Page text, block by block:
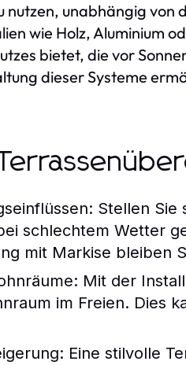
nutzen, unabhängig
wie Holz, Aluminium
bietet, die vor
dieser Systeme
Stellen Sie
schlechtem Wetter
mit Markise bleiben
Mit der
im Freien. Dies
Eine stilvolle